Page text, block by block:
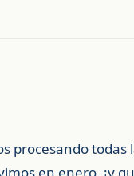
procesando todas
en enero, ¡y